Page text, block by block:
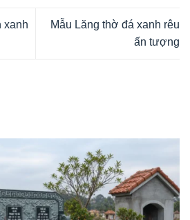
xanh
Mẫu Lăng thờ đá xanh rêu
ấn tượng